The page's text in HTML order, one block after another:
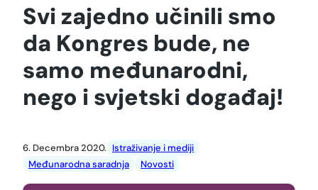
Svi zajedno učinili smo
da Kongres bude, ne
samo međunarodni,
nego i svjetski događaj!
6. Decembra 2020. Istraživanje i mediji
Međunarodna saradnja
Novosti